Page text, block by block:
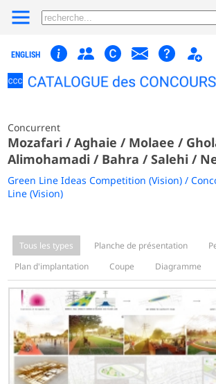
ENGLISH
Concurrent
Mozafari / Aghaie / Molaee /
Alimohamadi / Bahra / Salehi /
Green Line Ideas Competition (Vision) /
Line (Vision)
Tous les types Planche de présentation
Plan d'implantation
Coupe Diagramme